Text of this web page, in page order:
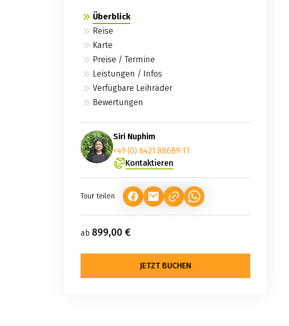
Überblick
Reise
Karte
Preise / Termine
Leistungen / Infos
Verfügbare Leihräder
Bewertungen
Siri Nuphim
+49 (0) 6421 88689-11
Kontaktieren
Tour teilen (LINK ÖFFNET IN NEUEM TAB)
(LINK ÖFFNET IN NEUEM TAB)
(LINK ÖFFNET IN NEUEM
ab 899,00 €
JETZT BUCHEN